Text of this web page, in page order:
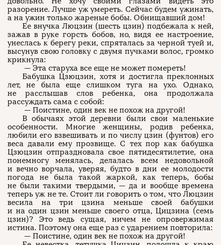
разорение. Лучше уж умереть. Сейчас будем ужинать,
а на ужин только жареные бобы. Обнищавший дом!
Ее внучка Люцзин (шесть цзин) подбежала к ней,
зажав в руке горсть бобов, но, видя ее настроение,
унеслась к берегу реки, спряталась за черной туей и,
высунув свою головку с двумя пучками волос, громко
крикнула:
— Эта старуха все еще не может помереть!
Бабушка Цзюцзин, хотя и достигла преклонных
лет, не была еще слишком туга на ухо. Однако,
не расслышав слов ребенка, она продолжала
рассуждать сама с собой:
— Поистине, один век не похож на другой!
В обычаях этой деревни были свои маленькие
особенности. Многие женщины, родив ребенка,
любили его взвешивать и по числу цзин (фунтов) его
веса давали ему прозвище. С тех пор как бабушка
Цзюцзин отпраздновала свое пятидесятилетие, она
понемногу менялась, делалась всем недовольной
и вечно ворчала, уверяя, будто в дни ее молодости
погода не была такой жаркой, как теперь, бобы
не были такими твердыми, — да и вообще времена
теперь уж не те. Стоит ли говорить о том, что Люцзин
весила на три цзина меньше своей бабушки
и на один цзин меньше своего отца, Цицзина (семь
цзин)? Это ведь сущая, ничем не опровержимая
истина. Поэтому она еще раз с ударением повторила:
— Поистине, один век не похож на другой!